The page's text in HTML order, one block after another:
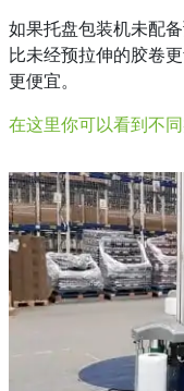
如果托盘包装机未配
比未经预拉伸的胶卷
更便宜。
在这里你可以看到不